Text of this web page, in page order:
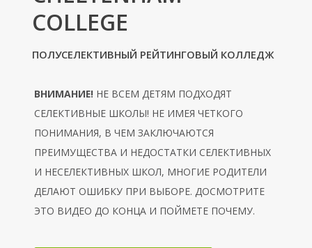
COLLEGE
ПОЛУСЕЛЕКТИВНЫЙ РЕЙТИНГОВЫЙ КОЛЛЕДЖ
ВНИМАНИЕ! НЕ ВСЕМ ДЕТЯМ ПОДХОДЯТ
СЕЛЕКТИВНЫЕ ШКОЛЫ! НЕ ИМЕЯ ЧЕТКОГО
ПОНИМАНИЯ, В ЧЕМ ЗАКЛЮЧАЮТСЯ
ПРЕИМУЩЕСТВА И НЕДОСТАТКИ СЕЛЕКТИВНЫХ
И НЕСЕЛЕКТИВНЫХ ШКОЛ, МНОГИЕ РОДИТЕЛИ
ДЕЛАЮТ ОШИБКУ ПРИ ВЫБОРЕ. ДОСМОТРИТЕ
ЭТО ВИДЕО ДО КОНЦА И ПОЙМЕТЕ ПОЧЕМУ.